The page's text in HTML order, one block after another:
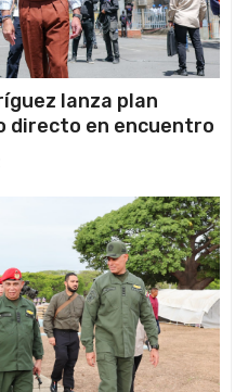
lanza plan
directo en encuentro